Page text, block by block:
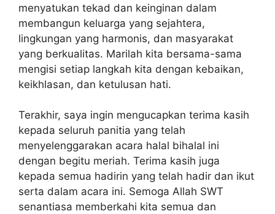
menyatukan tekad dan keinginan dalam
membangun keluarga yang sejahtera,
lingkungan yang harmonis, dan masyarakat
yang berkualitas. Marilah kita bersama-sama
mengisi setiap langkah kita dengan kebaikan,
keikhlasan, dan ketulusan hati.
Terakhir, saya ingin mengucapkan terima kasih
kepada seluruh panitia yang telah
menyelenggarakan acara halal bihalal ini
dengan begitu meriah. Terima kasih juga
kepada semua hadirin yang telah hadir dan ikut
serta dalam acara ini. Semoga Allah SWT
senantiasa memberkahi kita semua dan